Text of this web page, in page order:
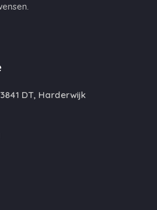
DT, Harderwijk